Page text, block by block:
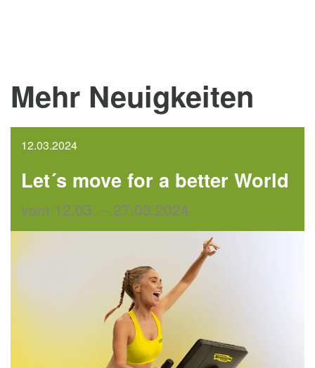
Mehr Neuigkeiten
12.03.2024
Let´s move for a better World
vom 12.03. – 27.03.2024